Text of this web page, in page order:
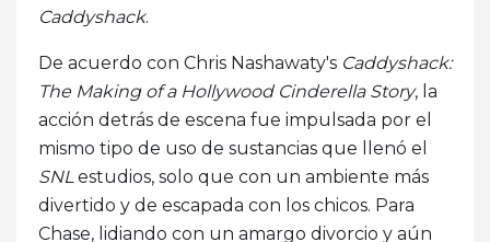
Caddyshack.
De acuerdo con Chris Nashawaty's Caddyshack:
The Making of a Hollywood Cinderella Story, la
acción detrás de escena fue impulsada por el
mismo tipo de uso de sustancias que llenó el
SNL estudios, solo que con un ambiente más
divertido y de escapada con los chicos. Para
Chase, lidiando con un amargo divorcio y aún